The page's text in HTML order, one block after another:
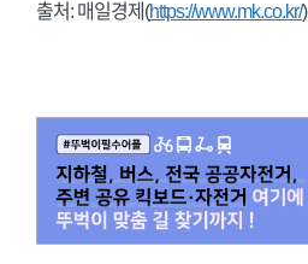
출처: 매일경제(https://www.mk.co.kr/)